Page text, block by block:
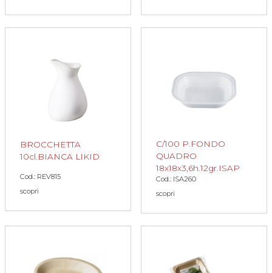
BROCCHETTA
10cl.BIANCA LIKID
Cod.: REV815
scopri
C/100 P.FONDO
QUADRO
18x18x3,6h.12gr.ISAP
Cod.: ISA260
scopri